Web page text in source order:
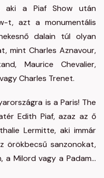
aki a Piaf Show után
t, azt a monumentális
dalain túl olyan
mint Charles Aznavour,
Maurice Chevalier,
Charles Trenet.
is a Paris! The
Edith Piaf, azaz az ő
Lermitte, aki immár
örökbecsű sanzonokat,
Milord vagy a Padam...